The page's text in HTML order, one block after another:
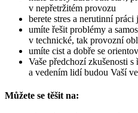
v nepřetržitém provozu
berete stres a nerutinní
umíte řešit problémy a
v technické, tak provozní
umíte cist a dobře se
Vaše předchozí zkušenosti
a vedením lidí budou Vaší
Můžete se těšit na: